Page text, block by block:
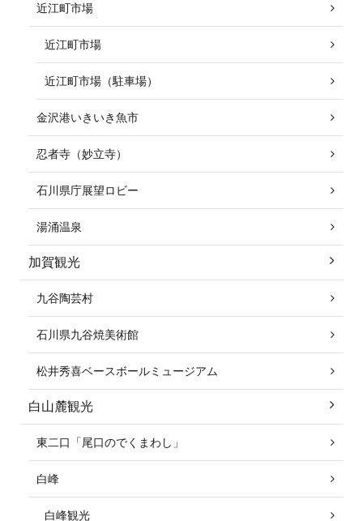
近江町市場
近江町市場
近江町市場（駐車場）
金沢港いきいき魚市
忍者寺（妙立寺）
石川県庁展望ロビー
湯涌温泉
加賀観光
九谷陶芸村
石川県九谷焼美術館
松井秀喜ベースボールミュージアム
白山麓観光
東二口「尾口のでくまわし」
白峰
白峰観光